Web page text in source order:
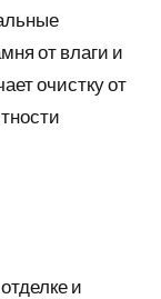
от влаги и
очистку от
и